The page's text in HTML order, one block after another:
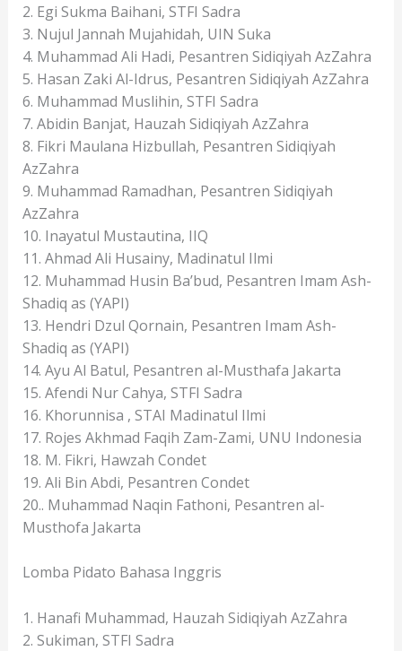
2. Egi Sukma Baihani, STFI Sadra
3. Nujul Jannah Mujahidah, UIN Suka
4. Muhammad Ali Hadi, Pesantren Sidiqiyah AzZahra
5. Hasan Zaki Al-Idrus, Pesantren Sidiqiyah AzZahra
6. Muhammad Muslihin, STFI Sadra
7. Abidin Banjat, Hauzah Sidiqiyah AzZahra
8. Fikri Maulana Hizbullah, Pesantren Sidiqiyah
AzZahra
9. Muhammad Ramadhan, Pesantren Sidiqiyah
AzZahra
10. Inayatul Mustautina, IIQ
11. Ahmad Ali Husainy, Madinatul Ilmi
12. Muhammad Husin Ba’bud, Pesantren Imam Ash-
Shadiq as (YAPI)
13. Hendri Dzul Qornain, Pesantren Imam Ash-
Shadiq as (YAPI)
14. Ayu Al Batul, Pesantren al-Musthafa Jakarta
15. Afendi Nur Cahya, STFI Sadra
16. Khorunnisa , STAI Madinatul Ilmi
17. Rojes Akhmad Faqih Zam-Zami, UNU Indonesia
18. M. Fikri, Hawzah Condet
19. Ali Bin Abdi, Pesantren Condet
20.. Muhammad Naqin Fathoni, Pesantren al-
Musthofa Jakarta
Lomba Pidato Bahasa Inggris
1. Hanafi Muhammad, Hauzah Sidiqiyah AzZahra
2. Sukiman, STFI Sadra